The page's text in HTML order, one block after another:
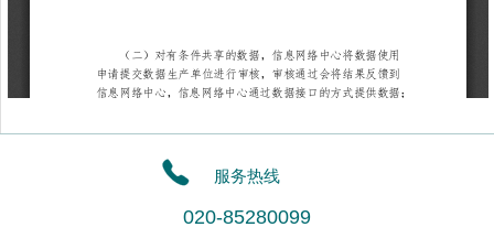
服务热线
020-85280099